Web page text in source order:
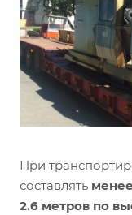
При
составлять
2.6 метров по